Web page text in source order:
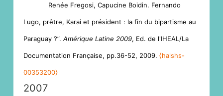
Renée Fregosi, Capucine Boidin. Fernando
Lugo, prêtre, Karai et président : la fin du bipartisme au
Paraguay ?”. Amérique Latine 2009, Ed. de l'IHEAL/La
Documentation Française, pp.36-52, 2009. ⟨halshs-
00353200⟩
2007